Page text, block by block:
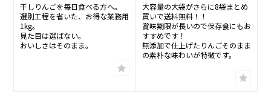
干しりんごを毎日食べる方へ。
選別工程を省いた、お得な業務用
1kg。
見た目は選ばない。
おいしさはそのまま。
大容量の大袋がさらに8袋まとめ
買いで送料無料！！
賞味期限が長いので保存食にもお
すすめです！
無添加で仕上げたりんごそのまま
の素朴な味わいが特徴です。